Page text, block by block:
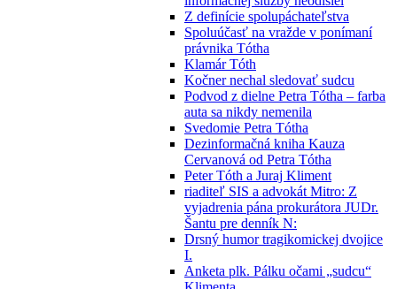
Z definície spolupáchateľstva
Spoluúčasť na vražde v ponímaní
právnika Tótha
Klamár Tóth
Kočner nechal sledovať sudcu
Podvod z dielne Petra Tótha – farba
auta sa nikdy nemenila
Svedomie Petra Tótha
Dezinformačná kniha Kauza
Cervanová od Petra Tótha
Peter Tóth a Juraj Kliment
riaditeľ SIS a advokát Mitro: Z
vyjadrenia pána prokurátora JUDr.
Šantu pre denník N:
Drsný humor tragikomickej dvojice
I.
Anketa plk. Pálku očami „sudcu“